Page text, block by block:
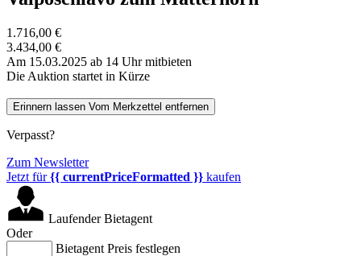
1.716,00 €
3.434,00 €
Am 15.03.2025 ab 14 Uhr mitbieten
Die Auktion startet in Kürze
Erinnern lassen Vom Merkzettel entfernen
Verpasst?
Zum Newsletter
Jetzt für{{ currentPriceFormatted }} kaufen
Laufender Bietagent
Oder
Bietagent Preis festlegen